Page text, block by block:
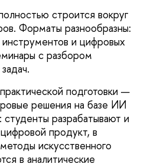
строится вокруг
Форматы разнообразны:
инструментов и цифровых
с разбором
подготовки —
решения на базе ИИ
разрабатывают и
продукт, в
искусственного
в аналитические